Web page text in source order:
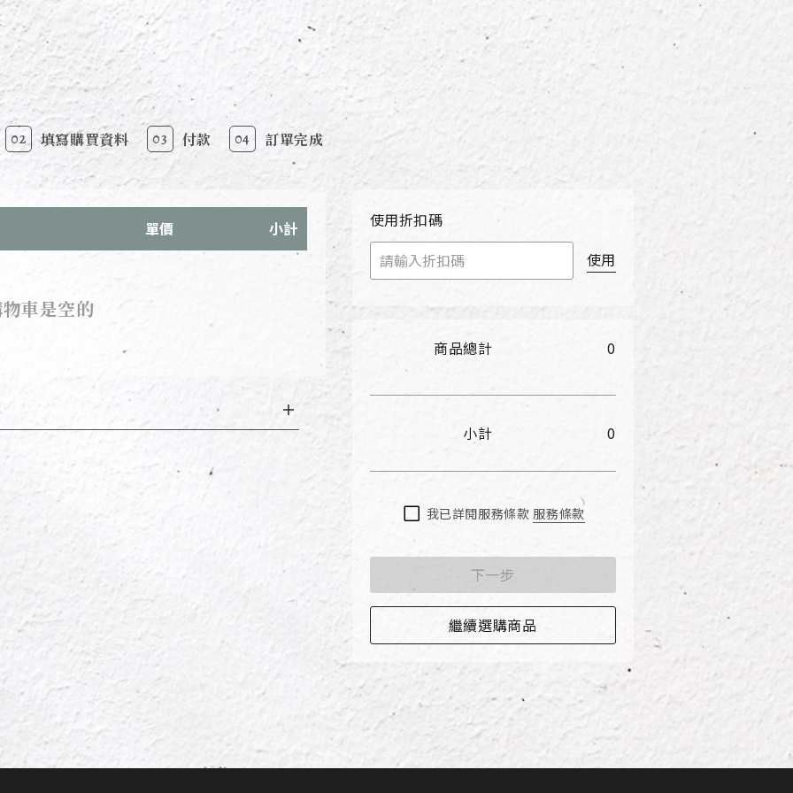
02 填寫購買資料 03 付款 04 訂單完成
單價 小計
車是空的
使用折扣碼
使用
商品總計 0
小計 0
我已詳閱服務條款 服務條款
下一步
繼續選購商品